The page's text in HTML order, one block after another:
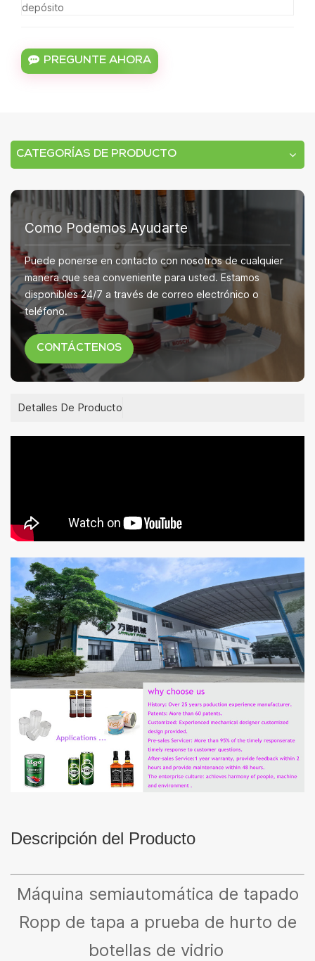
depósito
PREGUNTE AHORA
CATEGORÍAS DE PRODUCTO
Como Podemos Ayudarte
Puede ponerse en contacto con nosotros de cualquier
manera que sea conveniente para usted. Estamos
disponibles 24/7 a través de correo electrónico o
teléfono.
CONTÁCTENOS
Detalles De Producto
Descripción del Producto
Máquina semiautomática de tapado
Ropp de tapa a prueba de hurto de
botellas de vidrio